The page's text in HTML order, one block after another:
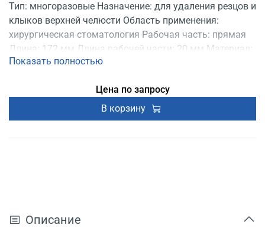
Тип: многоразовые Назначение: для удаления резцов и
клыков верхней челюсти Область применения:
хирургическая стоматология Рабочая часть: прямая
Длина: 172 мм Длина рабочей части: 20 мм Материал:
нержавеющая сталь Продаются: по 5 шт.
Показать полностью
Цена по запросу
В корзину
Описание